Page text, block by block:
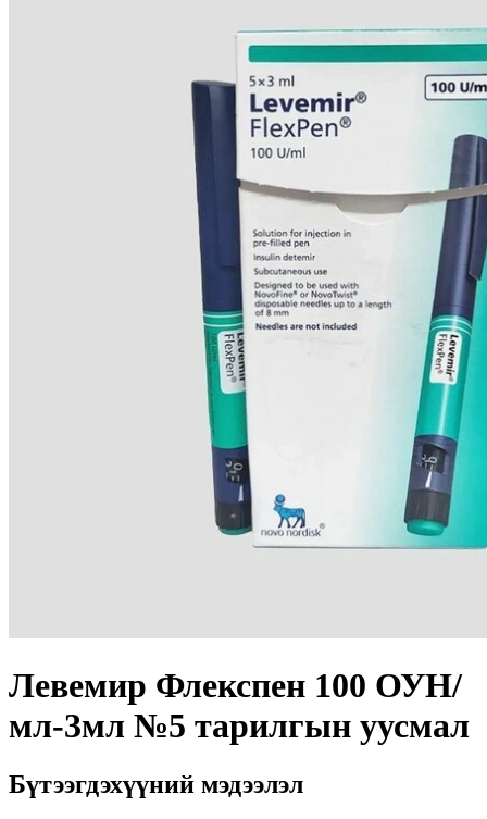
Левемир Флекспен 100 ОУН/
мл-3мл №5 тарилгын уусмал
Бүтээгдэхүүний мэдээлэл